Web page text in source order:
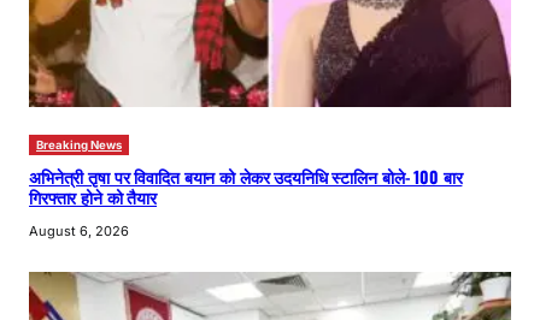
Breaking News
अभिनेत्री तृषा पर विवादित बयान को लेकर उदयनिधि स्टालिन बोले- 100 बार
गिरफ्तार होने को तैयार
August 6, 2026